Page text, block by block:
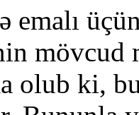
mövcud
olub ki,